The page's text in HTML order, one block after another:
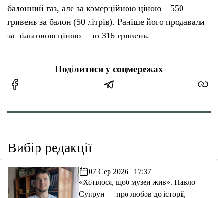
балонний газ, але за комерційною ціною – 550
гривень за балон (50 літрів). Раніше його продавали
за пільговою ціною – по 316 гривень.
Поділитися у соцмережах
Вибір редакції
07 Сер 2026 | 17:37
«Хотілося, щоб музей жив». Павло
Супрун — про любов до історії,